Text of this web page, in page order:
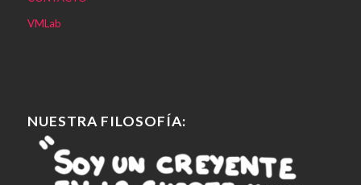
VMLab
NUESTRA FILOSOFÍA: